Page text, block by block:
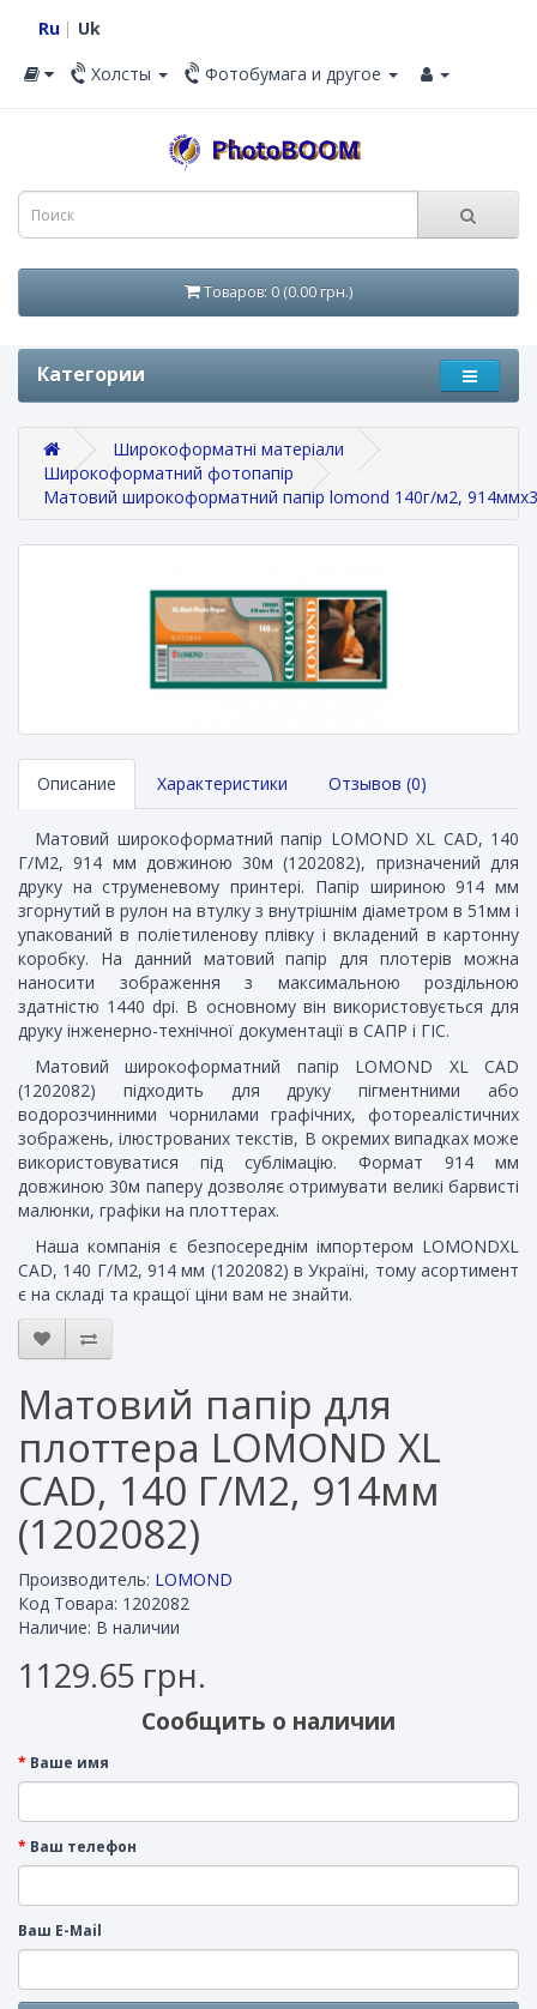
Ru
Uk
Холсты
Фотобумага и другое
Товаров: 0 (0.00 грн.)
Категории
Широкоформатні матеріали
Широкоформатний фотопапір
Матовий широкоформатний папір lomond 140г/м2,
Описание Характеристики Отзывов (0)
Матовий широкоформатний папір LOMOND XL CAD, 140
Г/М2, 914 мм довжиною 30м (1202082), призначений для
друку на струменевому принтері. Папір шириною 914 мм
згорнутий в рулон на втулку з внутрішнім діаметром в 51мм і
упакований в поліетиленову плівку і вкладений в картонну
коробку. На данний матовий папір для плотерів можна
наносити зображення з максимальною роздільною
здатністю 1440 dpi. В основному він використовується для
друку інженерно-технічної документації в САПР і ГІС.
Матовий широкоформатний папір LOMOND XL CAD
(1202082) підходить для друку пігментними або
водорозчинними чорнилами графічних, фотореалістичних
зображень, ілюстрованих текстів, В окремих випадках може
використовуватися під сублімацію. Формат 914 мм
довжиною 30м паперу дозволяє отримувати великі барвисті
малюнки, графіки на плоттерах.
Наша компанія є безпосереднім імпортером LOMONDXL
CAD, 140 Г/М2, 914 мм (1202082) в Україні, тому асортимент
є на складі та кращої ціни вам не знайти.
Матовий папір для
плоттера LOMOND XL
CAD, 140 Г/М2, 914мм
(1202082)
Производитель: LOMOND
Код Товара: 1202082
Наличие: В наличии
1129.65 грн.
Сообщить о наличии
Ваше имя
Ваш телефон
Ваш E-Mail